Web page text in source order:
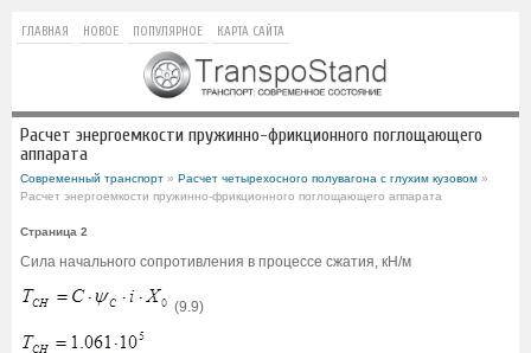
ГЛАВНАЯ НОВОЕ ПОПУЛЯРНОЕ КАРТА САЙТА
Расчет энергоемкости пружинно-фрикционного поглощающего
аппарата
Современный транспорт » Расчет четырехосного полувагона с глухим кузовом »
Расчет энергоемкости пружинно-фрикционного поглощающего аппарата
Страница 2
Сила начального сопротивления в процессе сжатия, кН/м
(9.9)